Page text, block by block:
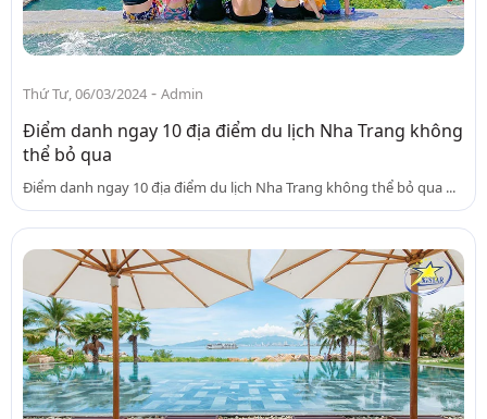
Thứ Tư, 06/03/2024 - Admin
Điểm danh ngay 10 địa điểm du lịch Nha Trang không
thể bỏ qua
Điểm danh ngay 10 địa điểm du lịch Nha Trang không thể bỏ qua ...